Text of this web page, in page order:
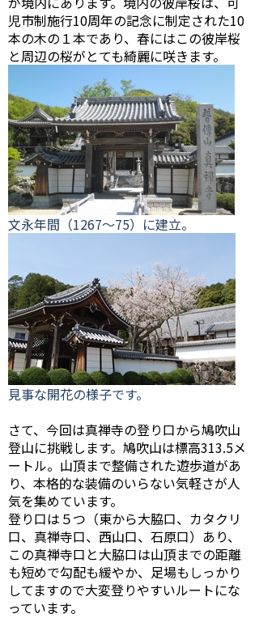
児市制施行10周年の記念に制定された10
本の木の１本であり、春にはこの彼岸桜
と周辺の桜がとても綺麗に咲きます。
文永年間（1267～75）に建立。
見事な開花の様子です。
さて、今回は真禅寺の登り口から鳩吹山
登山に挑戦します。鳩吹山は標高313.5メ
ートル。山頂まで整備された遊歩道があ
り、本格的な装備のいらない気軽さが人
気を集めています。
登り口は５つ（東から大脇口、カタクリ
口、真禅寺口、西山口、石原口）あり、
この真禅寺口と大脇口は山頂までの距離
も短めで勾配も緩やか、足場もしっかり
してますので大変登りやすいルートにな
っています。